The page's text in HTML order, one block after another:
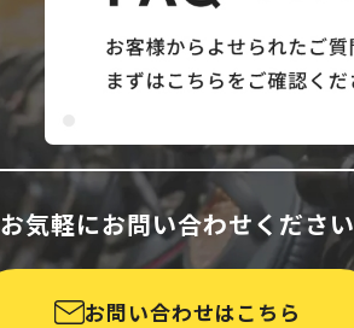
お気軽にお問い合わせください
お問い合わせはこちら